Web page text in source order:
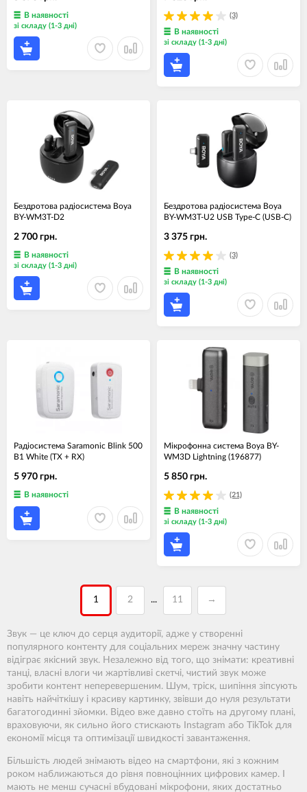
В наявності
зі складу (1-3 дні)
(3)
В наявності
зі складу (1-3 дні)
Бездротова радіосистема Boya
BY-WM3T-D2
2 700 грн.
В наявності
зі складу (1-3 дні)
Бездротова радіосистема Boya
BY-WM3T-U2 USB Type-C (USB-C)
(3)
3 375 грн.
В наявності
зі складу (1-3 дні)
Радіосистема Saramonic Blink 500
B1 White (TX + RX)
5 970 грн.
В наявності
Мікрофонна система Boya BY-
WM3D Lightning (196877)
(21)
5 850 грн.
В наявності
зі складу (1-3 дні)
1 2 ... 11 →
Звук — це ключ до серця аудиторії, адже у створенні
популярного контенту для соціальних мереж значну частину
відіграє якісний звук. Незалежно від того, що знімати: креативні
танці, власні влоги чи жартівливі скетчі, чистий звук може
зробити контент неперевершеним. Шум, тріск, шипіння зіпсують
навіть найчіткішу і красиву картинку, звівши до нуля результати
багатогодинні зйомки. Відео вже давно стоїть на другому плані,
враховуючи, як сильно його стискають Instagram або TikTok для
економії місця та оптимізації швидкості завантаження.
Більшість людей знімають відео на смартфони, які з кожним
роком наближаються до рівня повноцінних цифрових камер. І
мають не менш сучасні вбудовані мікрофони, яких достатньо